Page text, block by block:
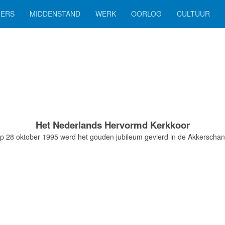
MIDDENSTAND WERK OORLOG CULTUUR
Het Nederlands Hervormd Kerkkoor
28 oktober 1995 werd het gouden jubileum gevierd in de